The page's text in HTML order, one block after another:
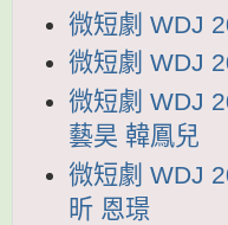
微短劇 WDJ
微短劇 WDJ
微短劇 WDJ
藝昊 韓鳳兒
微短劇 WDJ
昕 恩璟